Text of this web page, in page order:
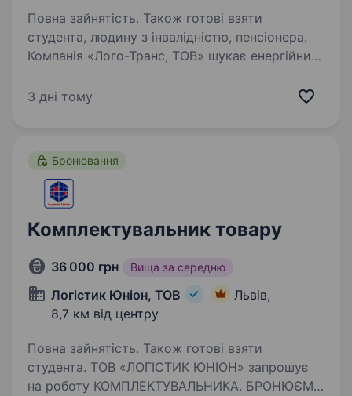
Повна зайнятість. Також готові взяти
студента, людину з інвалідністю, пенсіонера.
Компанія «Лого-Транс, ТОВ» шукає енергійних
«Комплектувальник». Наша компанія
3 дні тому
Бронювання
Комплектувальник товару
36 000 грн Вища за середню
Логістик Юніон, ТОВ
Львів,
8,7 км від центру
Повна зайнятість. Також готові взяти
студента. ТОВ «ЛОГІСТИК ЮНІОН» запрошує
на роботу КОМПЛЕКТУВАЛЬНИКА. БРОНЮЄМО